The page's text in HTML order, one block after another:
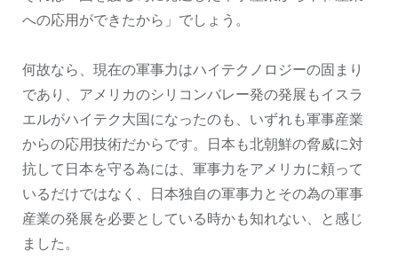
への応用ができたから」でしょう。
何故なら、現在の軍事力はハイテクノロジーの固まり
であり、アメリカのシリコンバレー発の発展もイスラ
エルがハイテク大国になったのも、いずれも軍事産業
からの応用技術だからです。日本も北朝鮮の脅威に対
抗して日本を守る為には、軍事力をアメリカに頼って
いるだけではなく、日本独自の軍事力とその為の軍事
産業の発展を必要としている時かも知れない、と感じ
ました。